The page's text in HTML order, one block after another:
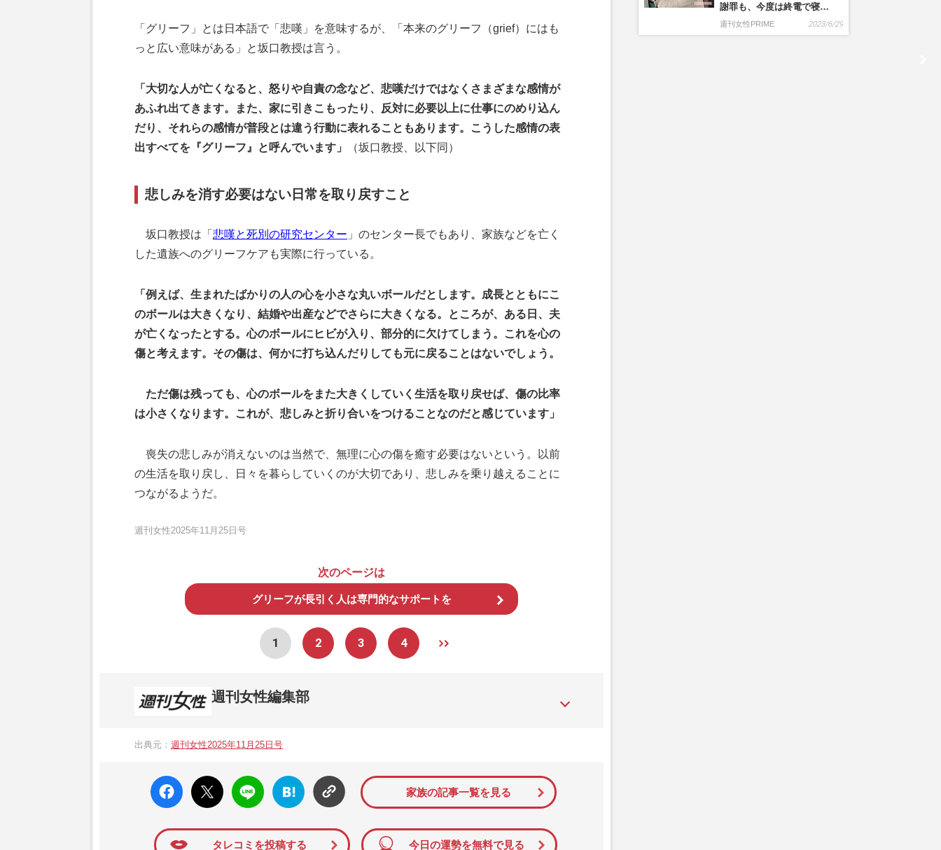
「グリーフ」とは日本語で「悲嘆」を意味するが、「本来のグリーフ（grief）にはも
っと広い意味がある」と坂口教授は言う。
「大切な人が亡くなると、怒りや自責の念など、悲嘆だけではなくさまざまな感情が
あふれ出てきます。また、家に引きこもったり、反対に必要以上に仕事にのめり込ん
だり、それらの感情が普段とは違う行動に表れることもあります。こうした感情の表
出すべてを『グリーフ』と呼んでいます」
（坂口教授、以下同）
悲しみを消す必要はない日常を取り戻すこと
坂口教授は「 悲嘆と死別の研究センター 」のセンター長でもあり、家族などを亡く
した遺族へのグリーフケアも実際に行っている。
「例えば、生まれたばかりの人の心を小さな丸いボールだとします。成長とともにこ
のボールは大きくなり、結婚や出産などでさらに大きくなる。ところが、ある日、夫
が亡くなったとする。心のボールにヒビが入り、部分的に欠けてしまう。これを心の
傷と考えます。その傷は、何かに打ち込んだりしても元に戻ることはないでしょう。
ただ傷は残っても、心のボールをまた大きくしていく生活を取り戻せば、傷の比率
は小さくなります。これが、悲しみと折り合いをつけることなのだと感じています」
喪失の悲しみが消えないのは当然で、無理に心の傷を癒す必要はないという。以前
の生活を取り戻し、日々を暮らしていくのが大切であり、悲しみを乗り越えることに
つながるようだ。
週刊女性2025年11月25日号
次のページは
グリーフが長引く人は専門的なサポートを
1 2 3 4
週刊女性編集部
母”が抱える400万円超の“借金トラブル”」報道をスクープ。この一報から約2か月後、宮内庁は結婚延期を
出典元： 週刊女性2025年11月25日号
faceboo
k いい
ね
X ポス
ト
LINE
はてな
ブック
マーク
家族の記事一覧を見る
タレコミを投稿する 今日の運勢を無料で見る
謝罪も、今度は終電で寝…
週刊女性PRIME 2023/6/29